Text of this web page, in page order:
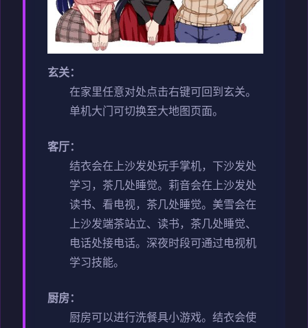
玄关：
在家里任意对处点击右键可回到玄关。
单机大门可切换至大地图页面。
客厅：
结衣会在上沙发处玩手掌机，下沙发处
学习，茶几处睡觉。 莉音会在上沙发处
读书、看电视，茶几处睡觉。 美雪会在
上沙发端茶站立、读书，茶几处睡觉、
电话处接电话。 深夜时段可通过电视机
学习技能。
厨房：
厨房可以进行洗餐具小游戏。 结衣会使